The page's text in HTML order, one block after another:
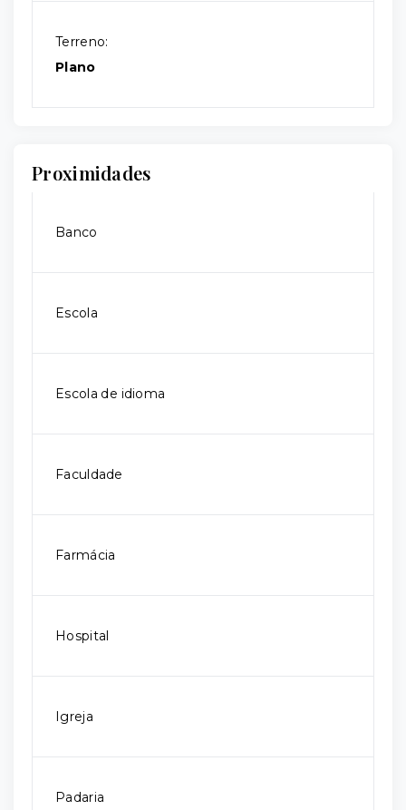
Terreno:
Plano
Proximidades
Banco
Escola
Escola de idioma
Faculdade
Farmácia
Hospital
Igreja
Padaria